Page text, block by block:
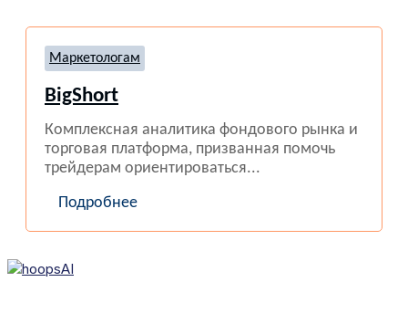
Маркетологам
BigShort
Комплексная аналитика фондового рынка и
торговая платформа, призванная помочь
трейдерам ориентироваться...
Подробнее